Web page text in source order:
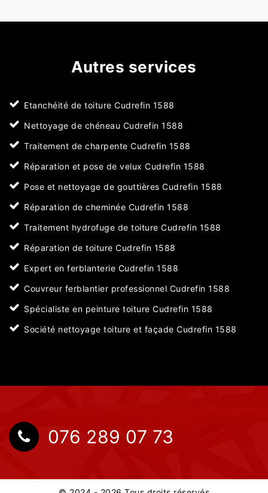
Autres services
Etanchéité de toiture Cudrefin 1588
Nettoyage de chéneau Cudrefin 1588
Traitement de charpente Cudrefin 1588
Réparation et pose de velux Cudrefin 1588
Pose et nettoyage de gouttières Cudrefin 1588
Réparation de cheminée Cudrefin 1588
Traitement hydrofuge de toiture Cudrefin 1588
Réparation de toiture Cudrefin 1588
Expert en ferblanterie Cudrefin 1588
Couvreur ferblantier professionnel Cudrefin 1588
Spécialiste en peinture toiture Cudrefin 1588
Société nettoyage toiture et façade Cudrefin 1588
076 289 07 73